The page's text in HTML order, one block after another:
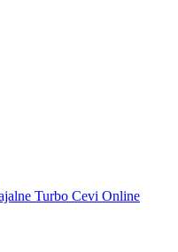
Turbo Cevi Online